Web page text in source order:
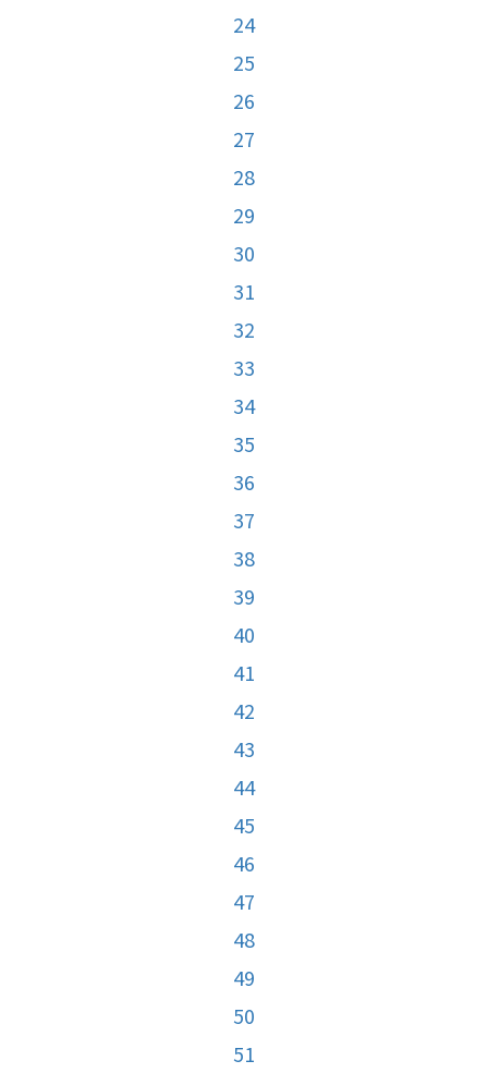
24
25
26
27
28
29
30
31
32
33
34
35
36
37
38
39
40
41
42
43
44
45
46
47
48
49
50
51